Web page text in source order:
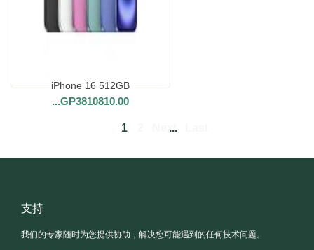
iPhone 16 512GB
...GP3810810.00
1 Next
...
支持
我们的专家随时为您提供协助，解决您可能遇到的任何技术问题。